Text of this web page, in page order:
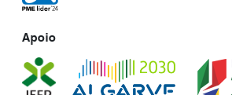
Apoio